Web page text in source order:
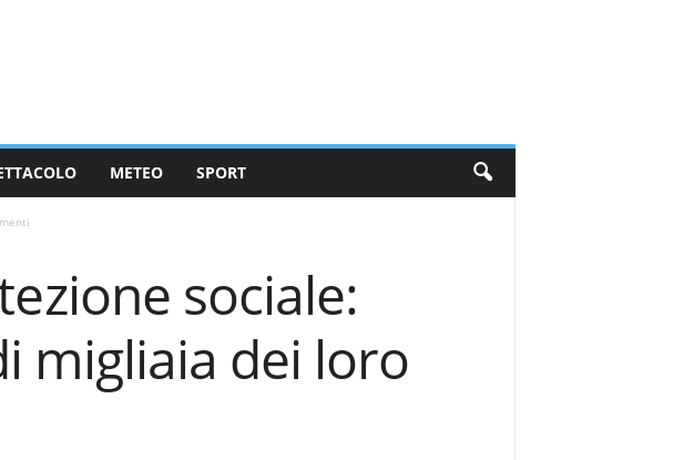
METEO SPORT
sociale:
migliaia dei loro